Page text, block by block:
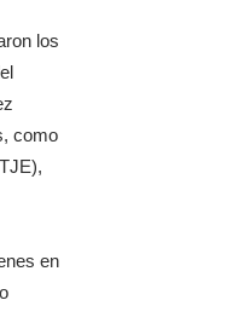
los
como
en